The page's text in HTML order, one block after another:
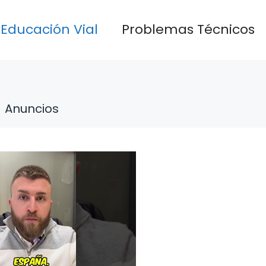
Educación Vial Problemas Técnicos
Anuncios